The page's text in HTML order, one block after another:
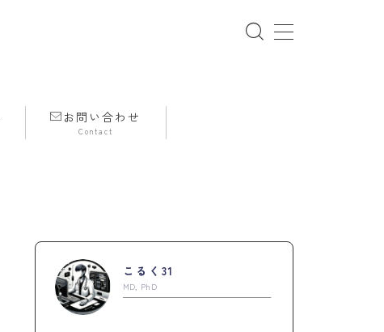
お問い合わせ
Contact
こるく31
MD, PhD